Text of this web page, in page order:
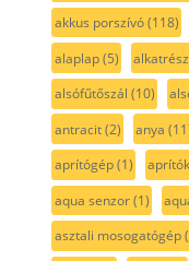
akkus porszívó(118)
alaplap(5)
alsófűtőszál (10)
antracit(2) anya
aprítógép(1)
aqua senzor(1)
asztali mosogatógép